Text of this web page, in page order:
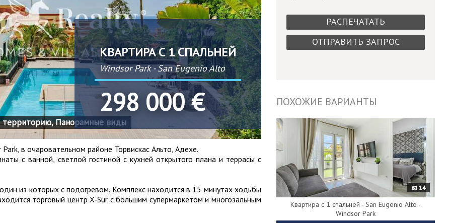
КВАРТИРА С 1 СПАЛЬНЕЙ
Windsor Park - San Eugenio Alto
298 000 €
Панорамные виды
в очаровательном районе Торвискас Альто, Адехе.
с ванной, светлой гостиной с кухней открытого плана и террасы с
из которых с подогревом. Комплекс находится в 15 минутах ходьбы
торговый центр X-Sur с большим супермаркетом и многозальным
РАСПЕЧАТАТЬ
ОТПРАВИТЬ ЗАПРОС
ПОХОЖИЕ ВАРИАНТЫ
14
Квартира с 1 спальней - San Eugenio Alto -
Windsor Park